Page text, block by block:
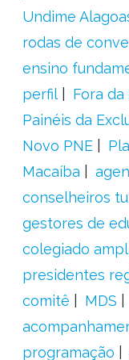
Undime
rodas de
ensino
perfil
Fora da
Painéis da
Novo PNE
Macaíba
conselheiros
gestores de
colegiado
presidentes
comitê
MDS
programação